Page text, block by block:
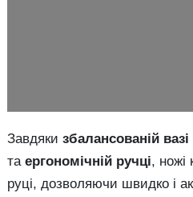
Завдяки збалансованій
та ергономічній ручці, ножі
руці, дозволяючи швидко і